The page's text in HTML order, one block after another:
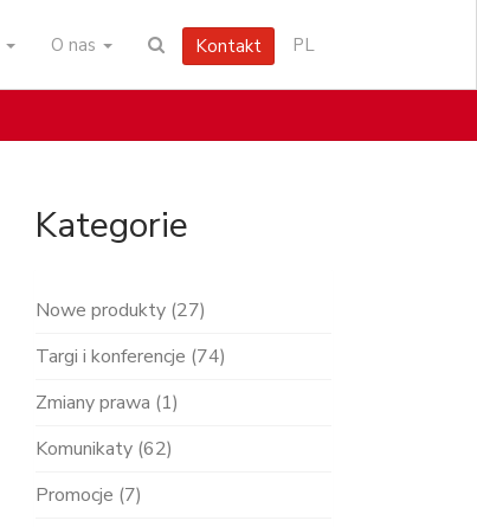
O nas Kontakt PL
Kategorie
Nowe produkty (27)
Targi i konferencje (74)
Zmiany prawa (1)
Komunikaty (62)
Promocje (7)